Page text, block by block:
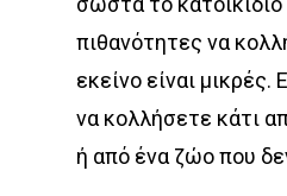
πιθανότητες να
εκείνο είναι μικρές.
να κολλήσετε κάτι
ή από ένα ζώο που